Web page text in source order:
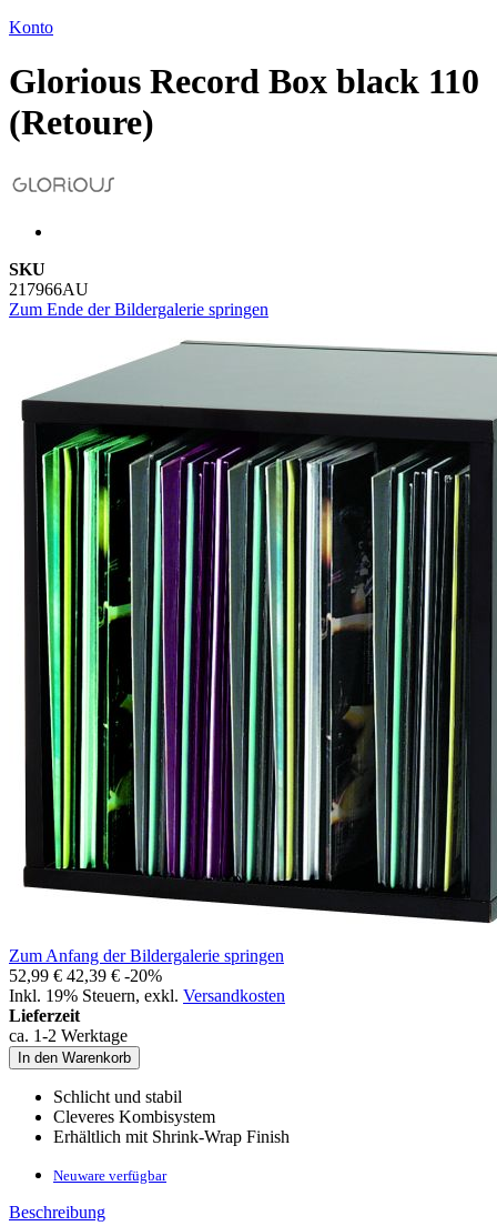
Konto
Glorious Record Box black 110
(Retoure)
SKU
217966AU
Zum Ende der Bildergalerie springen
Zum Anfang der Bildergalerie springen
52,99 € 42,39 € -20%
Inkl. 19% Steuern, exkl. Versandkosten
Lieferzeit
ca. 1-2 Werktage
In den Warenkorb
Schlicht und stabil
Cleveres Kombisystem
Erhältlich mit Shrink-Wrap Finish
Neuware verfügbar
Beschreibung